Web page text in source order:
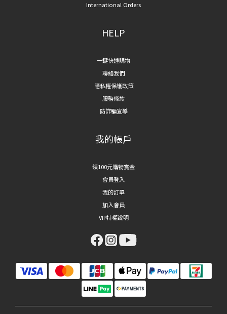
International Orders
HELP
一鍵快速購物
聯絡我們
隱私權保護政策
服務條款
防詐騙宣導
我的帳戶
領100元購物賞金
會員登入
我的訂單
加入會員
VIP特權說明